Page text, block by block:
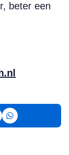
beter een
LinkedIn
via e-mail
Deel via